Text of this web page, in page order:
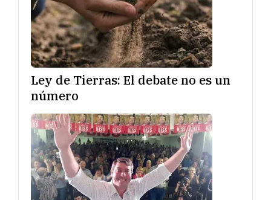
Ley de Tierras: El debate no es un
número